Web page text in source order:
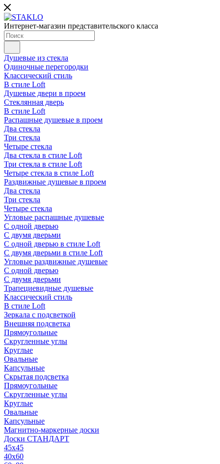
Интернет-магазин представительского класса
Душевые из стекла
Одиночные перегородки
Классический стиль
В стиле Loft
Душевые двери в проем
Стеклянная дверь
В стиле Loft
Распашные душевые в проем
Два стекла
Три стекла
Четыре стекла
Два стекла в стиле Loft
Три стекла в стиле Loft
Четыре стекла в стиле Loft
Раздвижные душевые в проем
Два стекла
Три стекла
Четыре стекла
Угловые распашные душевые
С одной дверью
С двумя дверьми
С одной дверью в стиле Loft
С двумя дверьми в стиле Loft
Угловые раздвижные душевые
С одной дверью
С двумя дверьми
Трапециевидные душевые
Классический стиль
В стиле Loft
Зеркала с подсветкой
Внешняя подсветка
Прямоугольные
Скругленные углы
Круглые
Овальные
Капсульные
Скрытая подсветка
Прямоугольные
Скругленные углы
Круглые
Овальные
Капсульные
Магнитно-маркерные доски
Доски СТАНДАРТ
45x45
40x60